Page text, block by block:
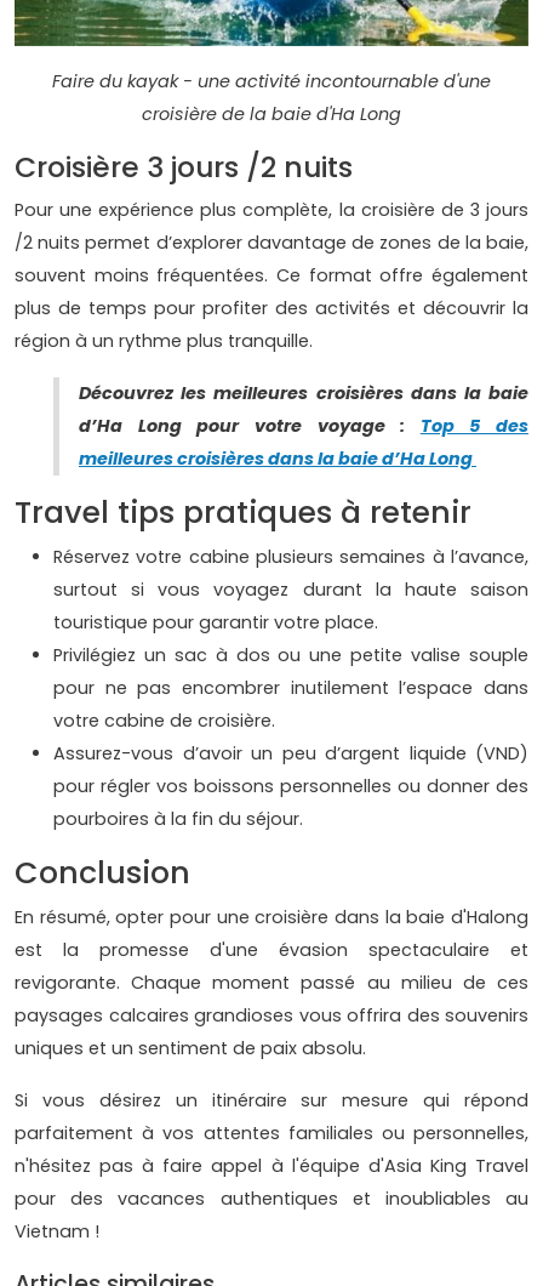
Faire du kayak - une activité incontournable d'une
croisière de la baie d'Ha Long
Croisière 3 jours /2 nuits
Pour une expérience plus complète, la croisière de 3 jours
/2 nuits permet d’explorer davantage de zones de la baie,
souvent moins fréquentées. Ce format offre également
plus de temps pour profiter des activités et découvrir la
région à un rythme plus tranquille.
Découvrez les meilleures croisières dans la baie
d’Ha Long pour votre voyage : Top 5 des
meilleures croisières dans la baie d’Ha Long
Travel tips pratiques à retenir
Réservez votre cabine plusieurs semaines à l’avance,
surtout si vous voyagez durant la haute saison
touristique pour garantir votre place.
Privilégiez un sac à dos ou une petite valise souple
pour ne pas encombrer inutilement l’espace dans
votre cabine de croisière.
Assurez-vous d’avoir un peu d’argent liquide (VND)
pour régler vos boissons personnelles ou donner des
pourboires à la fin du séjour.
Conclusion
En résumé, opter pour une croisière dans la baie d'Halong
est la promesse d'une évasion spectaculaire et
revigorante. Chaque moment passé au milieu de ces
paysages calcaires grandioses vous offrira des souvenirs
uniques et un sentiment de paix absolu.
Si vous désirez un itinéraire sur mesure qui répond
parfaitement à vos attentes familiales ou personnelles,
n'hésitez pas à faire appel à l'équipe d'Asia King Travel
pour des vacances authentiques et inoubliables au
Vietnam !